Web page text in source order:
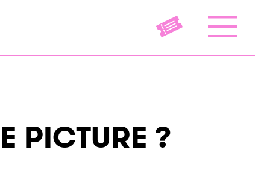
PICTURE ?